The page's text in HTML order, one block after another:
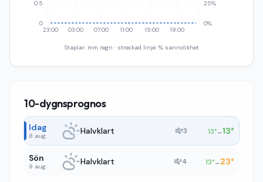
23:00 03:00 07:00 11:00 15:00 19:00
0
0.5
0%
25%
Staplar: mm regn · streckad linje: % sannolikhet
10-dygnsprognos
Idag
8 aug. Halvklart 3 13°→13°
Sön
9 aug. Halvklart 4 13°→ 23°